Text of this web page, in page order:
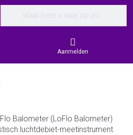
Aanmelden
Balometer (LoFlo Balometer)
luchtdebiet-meetinstrument